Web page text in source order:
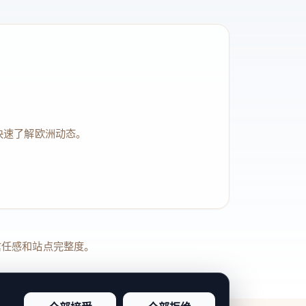
了解欧洲动态。
感和站点完整度。